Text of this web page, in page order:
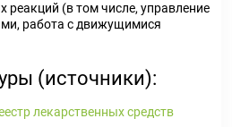
(в том числе, управление
работа с движущимися
(источники):
лекарственных средств